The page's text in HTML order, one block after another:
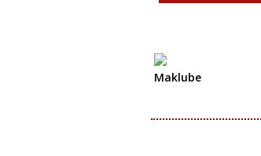
Maklube